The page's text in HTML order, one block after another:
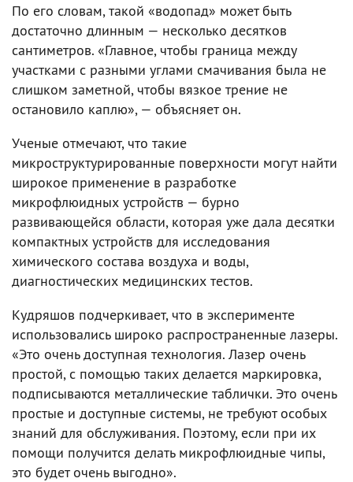
По его словам, такой «водопад» может быть
достаточно длинным — несколько десятков
сантиметров. «Главное, чтобы граница между
участками с разными углами смачивания была не
слишком заметной, чтобы вязкое трение не
остановило каплю», — объясняет он.
Ученые отмечают, что такие
микроструктурированные поверхности могут найти
широкое применение в разработке
микрофлюидных устройств — бурно
развивающейся области, которая уже дала десятки
компактных устройств для исследования
химического состава воздуха и воды,
диагностических медицинских тестов.
Кудряшов подчеркивает, что в эксперименте
использовались широко распространенные лазеры.
«Это очень доступная технология. Лазер очень
простой, с помощью таких делается маркировка,
подписываются металлические таблички. Это очень
простые и доступные системы, не требуют особых
знаний для обслуживания. Поэтому, если при их
помощи получится делать микрофлюидные чипы,
это будет очень выгодно».